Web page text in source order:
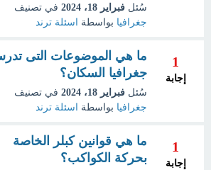
سُئل فبراير 18، 2024
في تصنيف
جغرافيا بواسطة اسئلة ترند
1
إجابة
ما هي الموضوعات التى
جغرافيا السكان؟
سُئل فبراير 18، 2024
في تصنيف
جغرافيا بواسطة اسئلة ترند
1
إجابة
ما هي قوانين كبلر الخاصة
بحركة الكواكب؟